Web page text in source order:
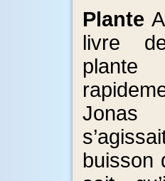
Plante
livre
buisson